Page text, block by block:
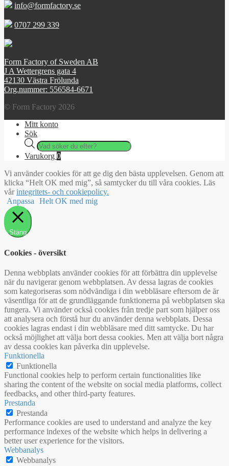
info@formfactory.se
0707 299 339
Form Factory of Sweden AB
J A Wettergrens gata 4
42130 Västra Frölunda
Org.nummer: 556584-6671
© Form Factory 2026
Mitt konto
Sök
Products
search
Varukorg 0
Vi använder cookies för att ge dig den bästa upplevelsen. Genom att
klicka “Helt OK med mig”, så samtycker du till våra cookies. Läs
vårintegritets- och cookiepolicy.
Anpassa
Helt OK med mig
Stäng
Cookies - översikt
Denna webbplats använder cookies för att förbättra din upplevelse
när du navigerar genom webbplatsen. Av dessa lagras de cookies
som kategoriseras som nödvändiga i din webbläsare eftersom de är
väsentliga för att de grundläggande funktionerna på webbplatsen ska
fungera. Vi använder också cookies från tredje part som hjälper oss
att analysera och förstå hur du använder denna webbplats. Dessa
cookies lagras endast i din webbläsare med ditt samtycke. Du har
också möjlighet att välja bort dessa cookies. Men att välja bort några
av dessa cookies kan påverka din upplevelse.
Funktionella
Funktionella
Functional cookies help to perform certain functionalities like
sharing the content of the website on social media platforms, collect
feedbacks, and other third-party features.
Prestanda
Prestanda
Performance cookies are used to understand and analyze the key
performance indexes of the website which helps in delivering a
better user experience for the visitors.
Webbanalys
Webbanalys